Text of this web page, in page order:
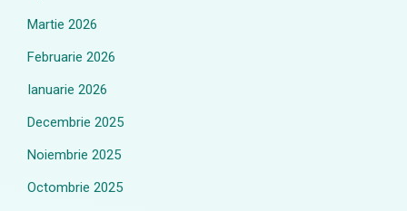
Martie 2026
Februarie 2026
Ianuarie 2026
Decembrie 2025
Noiembrie 2025
Octombrie 2025